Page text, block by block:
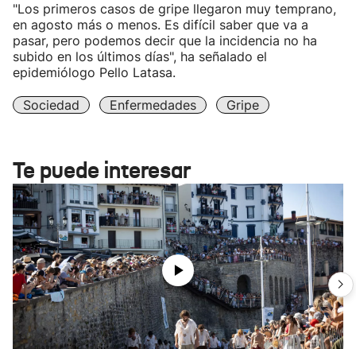
"Los primeros casos de gripe llegaron muy temprano,
en agosto más o menos. Es difícil saber que va a
pasar, pero podemos decir que la incidencia no ha
subido en los últimos días", ha señalado el
epidemiólogo Pello Latasa.
Sociedad Enfermedades Gripe
Te puede interesar